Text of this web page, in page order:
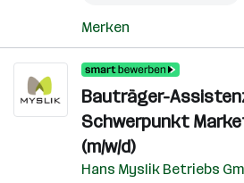
Merken
Bauträger-
Schwerpunkt
(m/w/d)
Hans Myslik Betriebs